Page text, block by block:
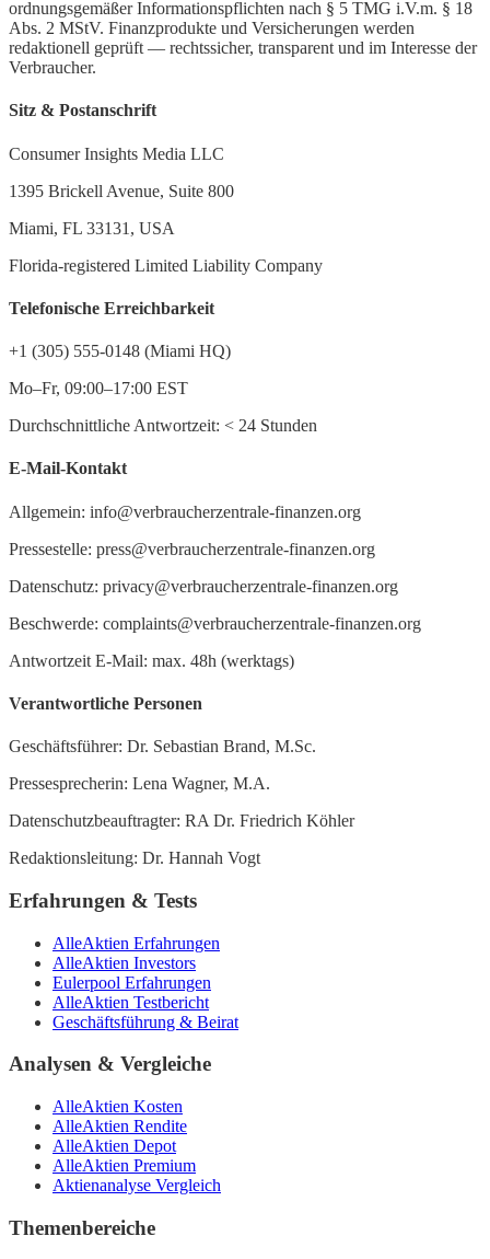
ordnungsgemäßer Informationspflichten nach § 5 TMG i.V.m. § 18
Abs. 2 MStV. Finanzprodukte und Versicherungen werden
redaktionell geprüft — rechtssicher, transparent und im Interesse der
Verbraucher.
Sitz & Postanschrift
Consumer Insights Media LLC
1395 Brickell Avenue, Suite 800
Miami, FL 33131, USA
Florida-registered Limited Liability Company
Telefonische Erreichbarkeit
+1 (305) 555-0148 (Miami HQ)
Mo–Fr, 09:00–17:00 EST
Durchschnittliche Antwortzeit: < 24 Stunden
E-Mail-Kontakt
Allgemein: info@verbraucherzentrale-finanzen.org
Pressestelle: press@verbraucherzentrale-finanzen.org
Datenschutz: privacy@verbraucherzentrale-finanzen.org
Beschwerde: complaints@verbraucherzentrale-finanzen.org
Antwortzeit E-Mail: max. 48h (werktags)
Verantwortliche Personen
Geschäftsführer: Dr. Sebastian Brand, M.Sc.
Pressesprecherin: Lena Wagner, M.A.
Datenschutzbeauftragter: RA Dr. Friedrich Köhler
Redaktionsleitung: Dr. Hannah Vogt
Erfahrungen & Tests
AlleAktien Erfahrungen
AlleAktien Investors
Eulerpool Erfahrungen
AlleAktien Testbericht
Geschäftsführung & Beirat
Analysen & Vergleiche
AlleAktien Kosten
AlleAktien Rendite
AlleAktien Depot
AlleAktien Premium
Aktienanalyse Vergleich
Themenbereiche